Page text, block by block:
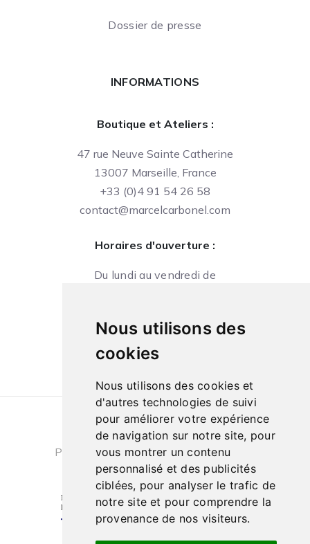
Nous utilisons des
cookies
Nous utilisons des cookies et
d'autres technologies de suivi
pour améliorer votre expérience
de navigation sur notre site, pour
vous montrer un contenu
personnalisé et des publicités
ciblées, pour analyser le trafic de
notre site et pour comprendre la
provenance de nos visiteurs.
Dossier de presse
INFORMATIONS
Boutique et Ateliers :
47 rue Neuve Sainte Catherine
13007 Marseille, France
+33 (0)4 91 54 26 58
contact@marcelcarbonel.com
Horaires d'ouverture :
Du lundi au vendredi de
10h à 13h et de 14h à 18h
Conditions générales de ventes
|
Politique de confidentialité
| Cookies